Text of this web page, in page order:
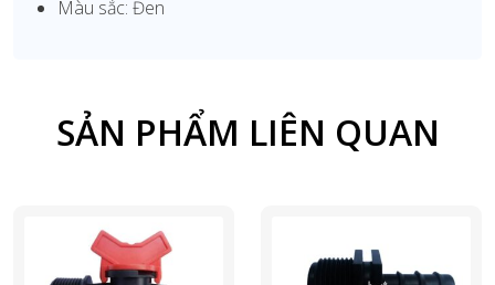
Màu sắc: Đen
SẢN PHẨM LIÊN QUAN